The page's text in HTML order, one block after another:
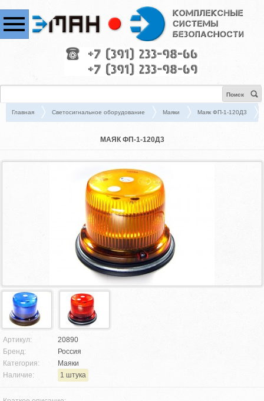
Поиск
Главная Светосигнальное оборудование Маяки Маяк ФП-1-120Д3
МАЯК ФП-1-120Д3
Артикул:
20890
Бренд:
Россия
Категория:
Маяки
Наличие:
1 штука